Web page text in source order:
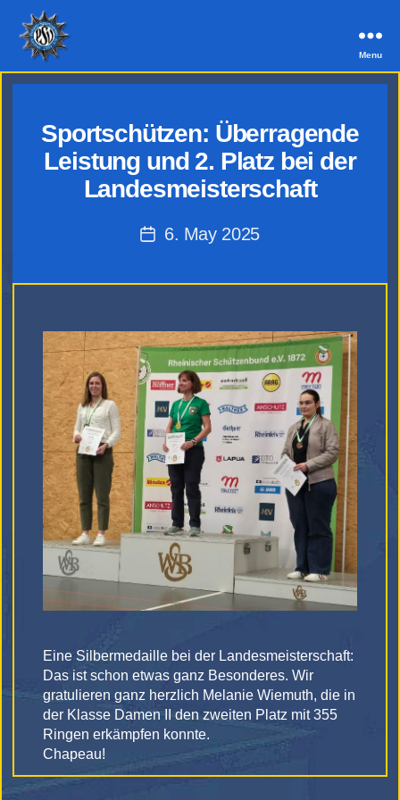
PSV
Aachen
Menu
Sportschützen: Überragende
Leistung und 2. Platz bei der
Landesmeisterschaft
Post6. May 2025
Eine Silbermedaille bei der Landesmeisterschaft:
Das ist schon etwas ganz Besonderes. Wir
gratulieren ganz herzlich Melanie Wiemuth, die in
der Klasse Damen II den zweiten Platz mit 355
Ringen erkämpfen konnte.
Chapeau!